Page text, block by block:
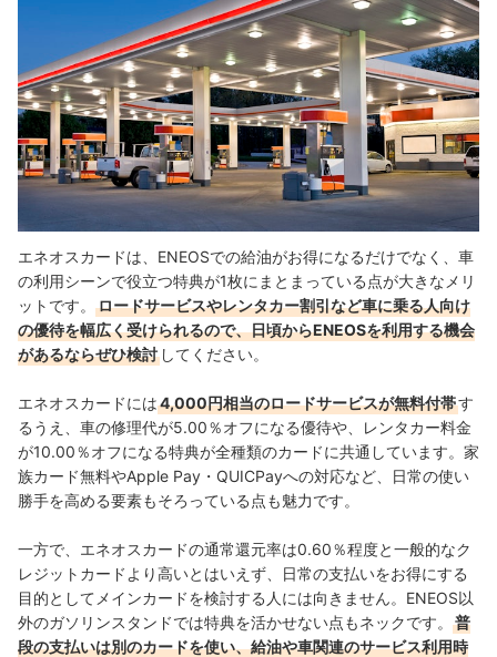
エネオスカードは、ENEOSでの給油がお得になるだけでなく、車
の利用シーンで役立つ特典が1枚にまとまっている点が大きなメリ
ットです。
ロードサービスやレンタカー割引など車に乗る人向け
の優待を幅広く受けられるので、日頃からENEOSを利用する機会
があるならぜひ検討 してください。
エネオスカードには4,000円相当のロードサービスが無料付帯す
るうえ、車の修理代が5.00％オフになる優待や、レンタカー料金
が10.00％オフになる特典が全種類のカードに共通しています。家
族カード無料やApple Pay・QUICPayへの対応など、日常の使い
勝手を高める要素もそろっている点も魅力です。
一方で、エネオスカードの通常還元率は0.60％程度と一般的なク
レジットカードより高いとはいえず、日常の支払いをお得にする
目的としてメインカードを検討する人には向きません。ENEOS以
外のガソリンスタンドでは特典を活かせない点もネックです。
普
段の支払いは別のカードを使い、給油や車関連のサービス利用時